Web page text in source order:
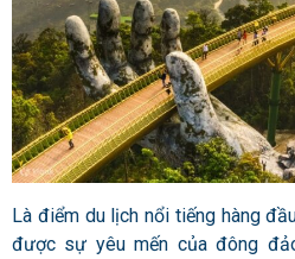
Là điểm du lịch nổi tiếng hàng
được sự yêu mến của đông